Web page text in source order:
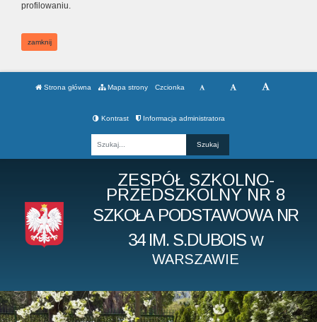
profilowaniu.
zamknij
Strona główna Mapa strony Czcionka
Kontrast Informacja administratora
ZESPÓŁ SZKOLNO-
PRZEDSZKOLNY NR 8
SZKOŁA PODSTAWOWA NR
34 IM. S.DUBOIS W
WARSZAWIE